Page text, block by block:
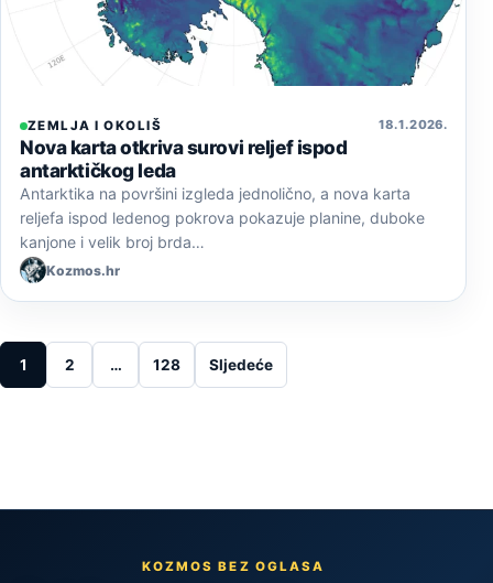
ZEMLJA I OKOLIŠ 18. 1. 2026.
Nova karta otkriva surovi reljef ispod
antarktičkog leda
Antarktika na površini izgleda jednolično, a nova karta
reljefa ispod ledenog pokrova pokazuje planine, duboke
kanjone i velik broj brda…
Kozmos.hr
Posts pagination
1 2 … 128 Sljedeće
KOZMOS BEZ OGLASA